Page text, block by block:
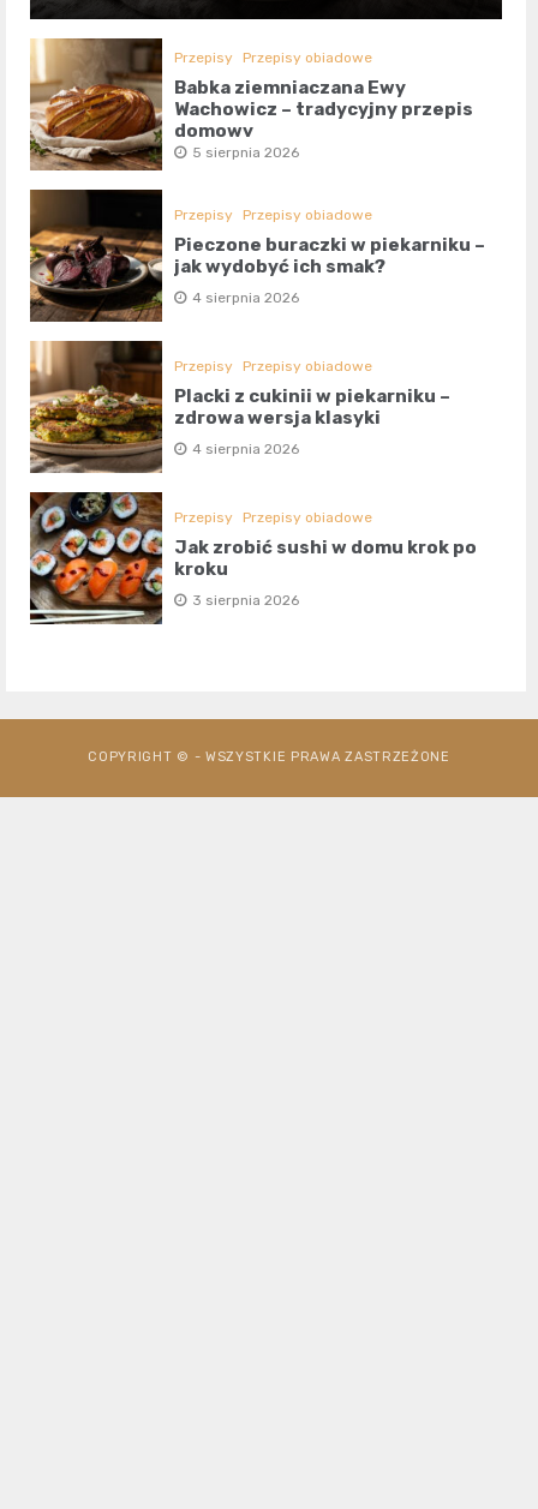
Przepisy Przepisy obiadowe
Babka ziemniaczana Ewy
Wachowicz – tradycyjny przepis
domowy
5 sierpnia 2026
Przepisy Przepisy obiadowe
Pieczone buraczki w piekarniku –
jak wydobyć ich smak?
4 sierpnia 2026
Przepisy Przepisy obiadowe
Placki z cukinii w piekarniku –
zdrowa wersja klasyki
4 sierpnia 2026
Przepisy Przepisy obiadowe
Jak zrobić sushi w domu krok po
kroku
3 sierpnia 2026
COPYRIGHT © - WSZYSTKIE PRAWA ZASTRZEŻONE